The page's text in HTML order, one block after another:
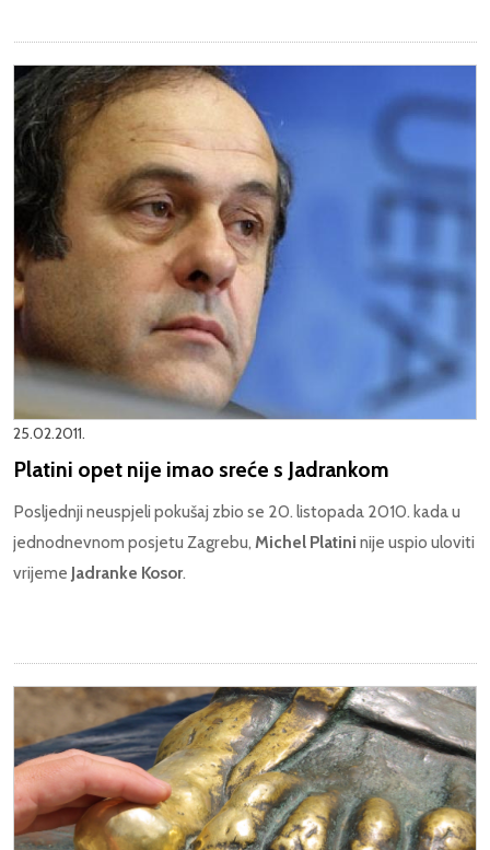
25.02.2011.
Platini opet nije imao sreće s Jadrankom
Posljednji neuspjeli pokušaj zbio se 20. listopada 2010. kada u
jednodnevnom posjetu Zagrebu, Michel Platini nije uspio uloviti
vrijeme Jadranke Kosor.